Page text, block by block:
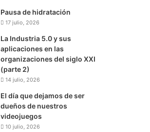
Pausa de hidratación
17 julio, 2026
La Industria 5.0 y sus
aplicaciones en las
organizaciones del siglo XXI
(parte 2)
14 julio, 2026
El día que dejamos de ser
dueños de nuestros
videojuegos
10 julio, 2026